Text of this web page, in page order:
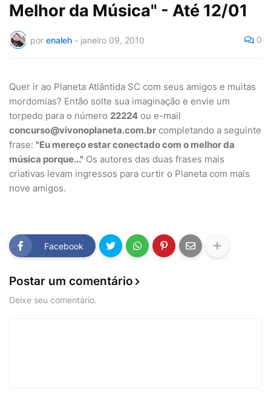
Melhor da Música" - Até 12/01
por enaleh - janeiro 09, 2010 0
Quer ir ao Planeta Atlântida SC com seus amigos e muitas
mordomias? Então solte sua imaginação e envie um
torpedo para o número 22224 ou e-mail
concurso@vivonoplaneta.com.br completando a seguinte
frase: "Eu mereço estar conectado com o melhor da
música porque..." Os autores das duas frases mais
criativas levam ingressos para curtir o Planeta com mais
nove amigos.
Facebook
Postar um comentário
Deixe seu comentário.